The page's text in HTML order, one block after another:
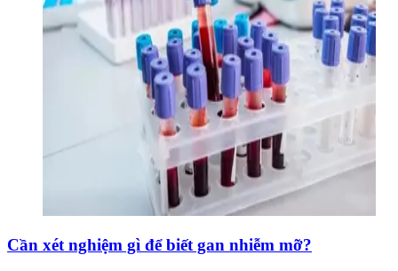
Cần xét nghiệm gì để biết gan nhiễm mỡ?